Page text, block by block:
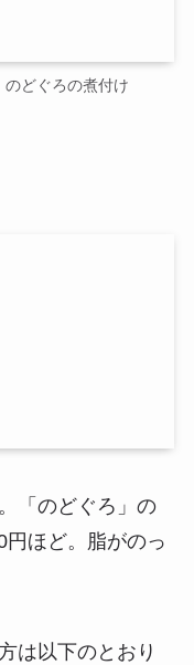
のどぐろの煮付け
「のどぐろ」の
円ほど。脂がのっ
は以下のとおり